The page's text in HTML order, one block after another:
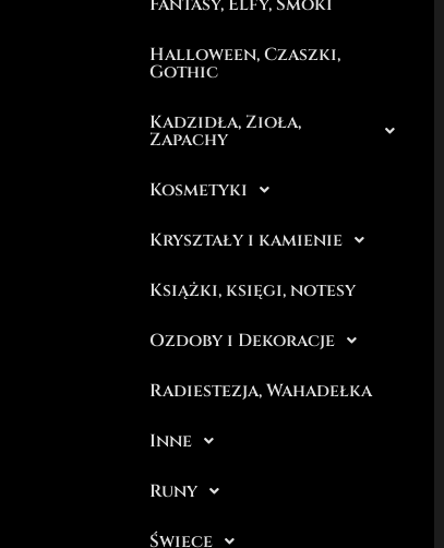
Halloween, Czaszki,
Gothic
Kadzidła, Zioła,
Zapachy
Kosmetyki
Kryształy i kamienie
Książki, księgi, notesy
Ozdoby i Dekoracje
Radiestezja, Wahadełka
Inne
Runy
Świece